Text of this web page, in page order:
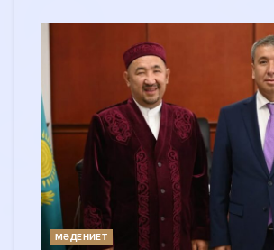
МӘДЕНИЕТ